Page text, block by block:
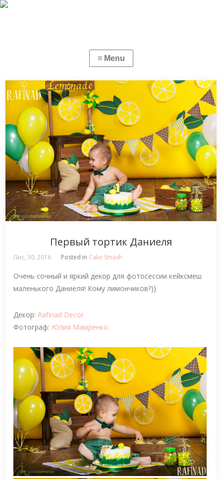
Первый тортик Даниеля
Лис, 30, 2016 Posted in Cake Smash
Очень сочный и яркий декор для фотосессии кейксмеш
маленького Даниеля! Кому лимончиков?))
Декор: Rafinad Decor
Фотограф: Юлия Мамренко